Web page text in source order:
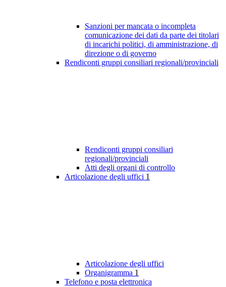
Sanzioni per mancata o incompleta
comunicazione dei dati da parte dei titolari
di incarichi politici, di amministrazione, di
direzione o di governo
Rendiconti gruppi consiliari regionali/provinciali
Rendiconti gruppi consiliari
regionali/provinciali
Atti degli organi di controllo
Articolazione degli uffici 1
Articolazione degli uffici
Organigramma 1
Telefono e posta elettronica